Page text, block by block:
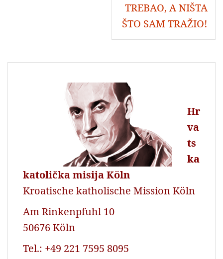
TREBAO, A NIŠTA
ŠTO SAM TRAŽIO!
Hr
va
ts
ka
katolička misija Köln
Kroatische katholische Mission Köln
Am Rinkenpfuhl 10
50676 Köln
Tel.: +49 221 7595 8095